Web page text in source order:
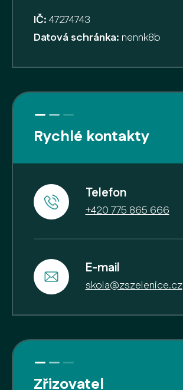
IČ:47274743
Datová schránka: nennk8b
Rychlé kontakty
Telefon
+420 775 865 666
E-mail
skola@zszelenice.cz
Zřizovatel